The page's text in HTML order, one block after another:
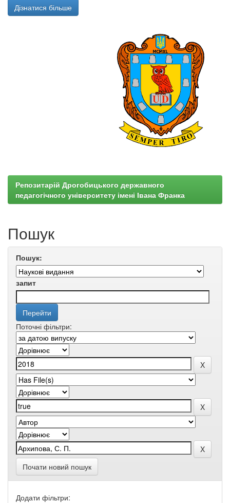
Дізнатися більше
Репозитарій Дрогобицького державного
педагогічного університету імені Івана Франка
Пошук
Пошук:
запит
Поточні фільтри:
Почати новий пошук
Додати фільтри: